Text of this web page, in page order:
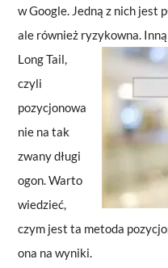
w Google. Jedną z nich jest
ale również ryzykowna. Inną
Long Tail,
czyli
pozycjonowa
nie na tak
zwany długi
ogon. Warto
wiedzieć,
czym jest ta metoda
ona na wyniki.